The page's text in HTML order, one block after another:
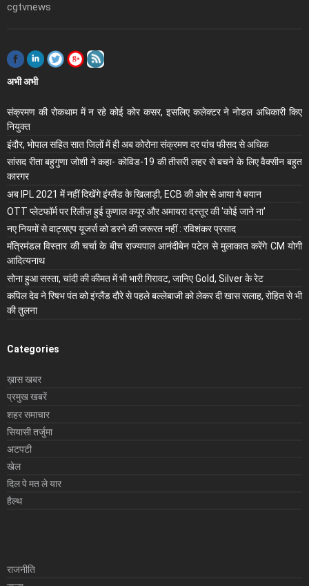
cgtvnews
अभी अभी
संक्रमण की रोकथाम में न रहे कोई कोर कसर, इसलिए कलेक्‍टर ने नोडल अधिकारी किए
नियुक्‍त
इंदौर, भोपाल सहित सात जिलों में ही अब कोरोना संक्रमण दर पांच फीसद से अधिक
सांसद रीता बहुगुणा जोशी ने कहा- कोविड-19 की तीसरी लहर से बचने के लिए वैक्सीन बहुत
कारगर
अब IPL 2021 में नहीं दिखेंगे इंग्लैंड के खिलाड़ी, ECB की ओर से आया ये बयान
OTT प्लेटफॉर्म पर रिलीज़ हुई कुणाल कपूर और अमायरा दस्तूर की 'कोई जाने ना'
नए नियमों से वाट्सएप यूजर्स को डरने की जरूरत नहीं : रविशंकर प्रसाद
मंंत्रिमंडल विस्तार की चर्चा के बीच राज्यपाल आनंदीबेन पटेल से मुलाकात करेंगे CM योगी
आदित्यनाथ
सोना हुआ सस्ता, चांदी की कीमत में भी भारी गिरावट, जानिए Gold, Silver के रेट
कपिल देव ने रिषभ पंत को इंग्लैंड दौरे से पहले बल्लेबाजी को लेकर दी खास सलाह, रोहित से भी
की तुलना
Categories
ख़ास खबर
प्रमुख खबरें
शहर समाचार
सियासी तर्जुमा
अटपटी
खेल
दिल पे मत ले यार
हैल्थ
राजनीति